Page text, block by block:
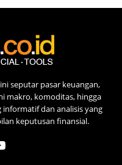
seputar pasar keuangan,
makro, komoditas, hingga
informatif dan analisis yang
keputusan finansial.